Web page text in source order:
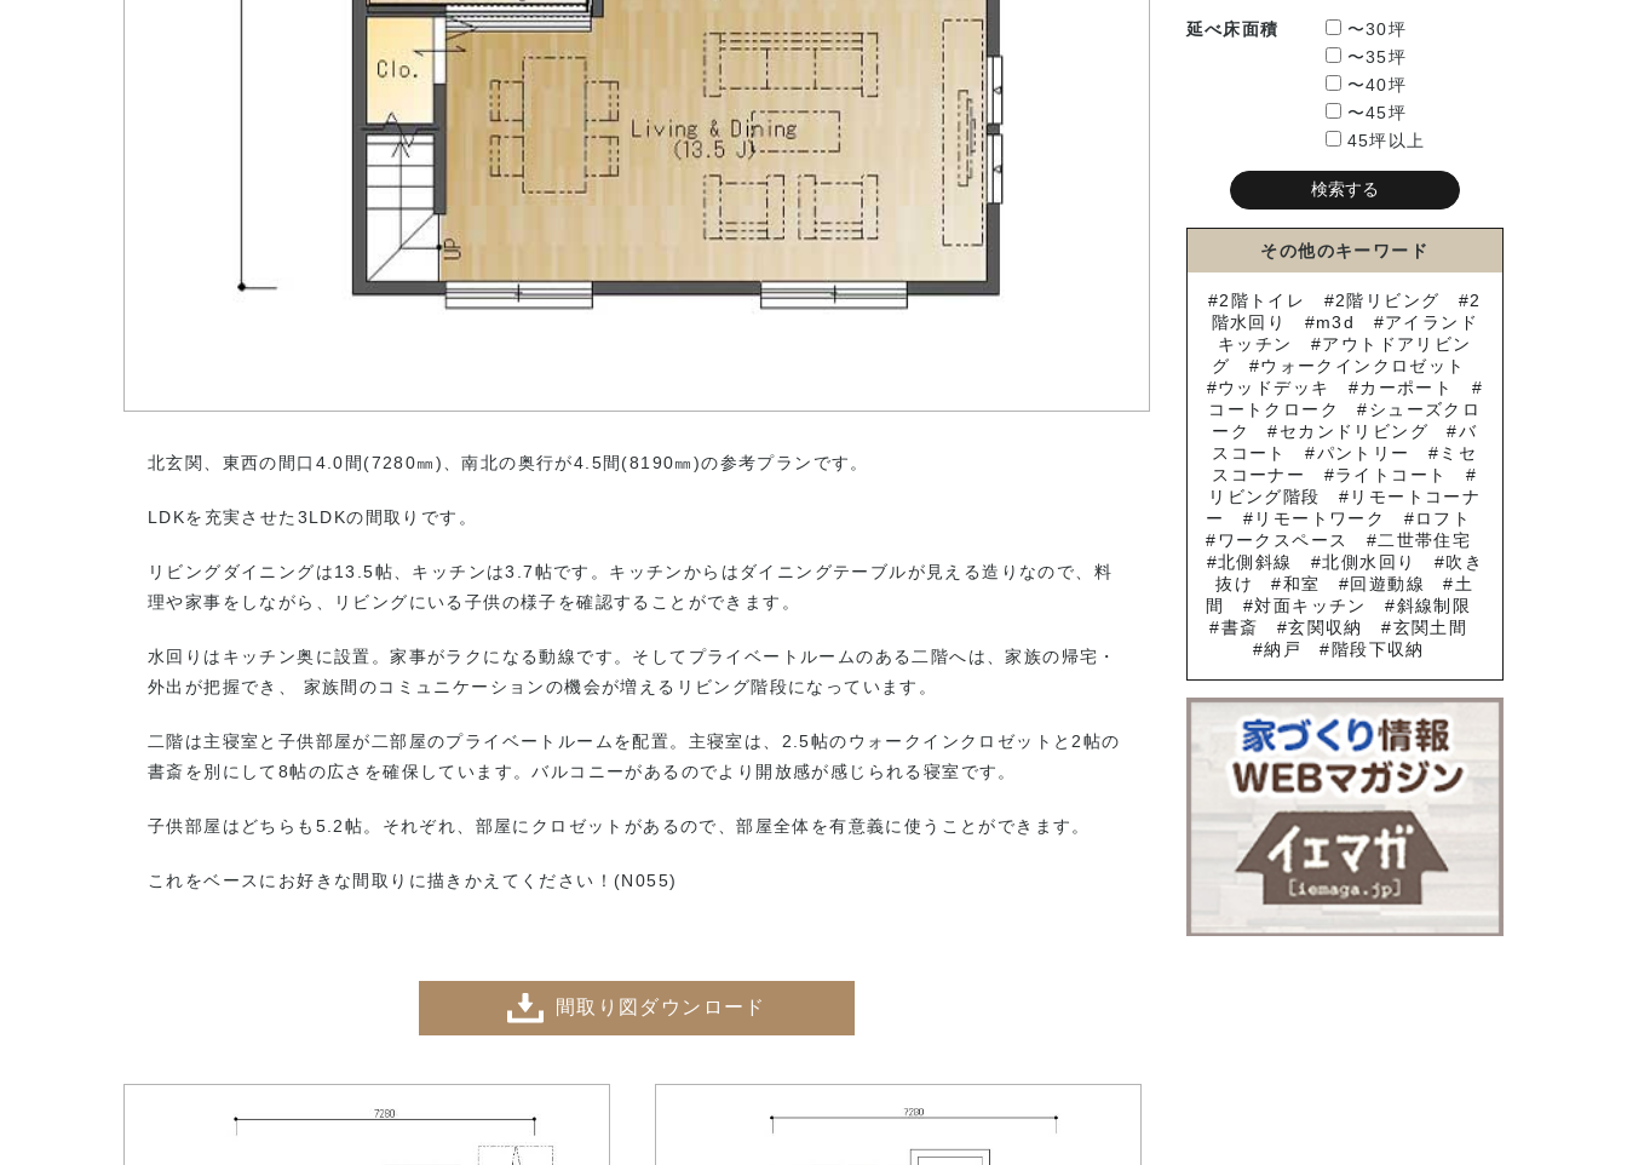
北玄関、東西の間口4.0間(7280㎜)、南北の奥行が4.5間(8190㎜)の参考プランです。
LDKを充実させた3LDKの間取りです。
リビングダイニングは13.5帖、キッチンは3.7帖です。キッチンからはダイニングテーブルが見える造りなので、料
理や家事をしながら、リビングにいる子供の様子を確認することができます。
水回りはキッチン奥に設置。家事がラクになる動線です。そしてプライベートルームのある二階へは、家族の帰宅・
外出が把握でき、 家族間のコミュニケーションの機会が増えるリビング階段になっています。
二階は主寝室と子供部屋が二部屋のプライベートルームを配置。主寝室は、2.5帖のウォークインクロゼットと2帖の
書斎を別にして8帖の広さを確保しています。バルコニーがあるのでより開放感が感じられる寝室です。
子供部屋はどちらも5.2帖。それぞれ、部屋にクロゼットがあるので、部屋全体を有意義に使うことができます。
これをベースにお好きな間取りに描きかえてください！(N055)
間取り図ダウンロード
延べ床面積
〜30坪
〜35坪
〜40坪
〜45坪
45坪以上
その他のキーワード
2階トイレ 2階リビング
2
階水回り
m3d
アイランド
キッチン
アウトドアリビン
グ
ウォークインクロゼット
ウッドデッキ
カーポート
コートクローク
シューズクロ
ーク
セカンドリビング
バ
スコート
パントリー
ミセ
スコーナー
ライトコート
リビング階段
リモートコーナ
ー
リモートワーク
ロフト
ワークスペース
二世帯住宅
北側斜線
北側水回り
吹き
抜け
和室 回遊動線
土
間
対面キッチン
斜線制限
書斎
玄関収納
玄関土間
納戸
階段下収納